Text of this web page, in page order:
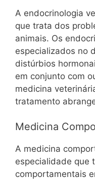
A endocrinologia
que trata dos
animais. Os
especializados no
distúrbios
em conjunto com
medicina
tratamento
Medicina
A medicina
especialidade que
comportamentais